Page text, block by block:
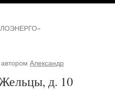
автором Александр
д. 10